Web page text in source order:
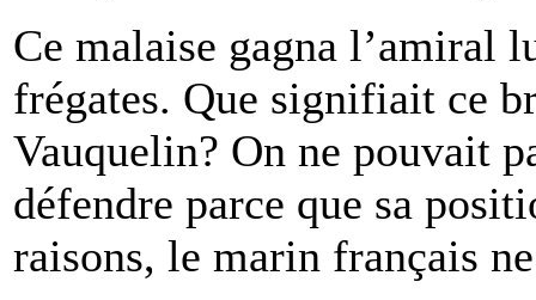
Ce malaise gagna l’amiral
frégates. Que signifiait ce
Vauquelin? On ne pouvait
défendre parce que sa
raisons, le marin français